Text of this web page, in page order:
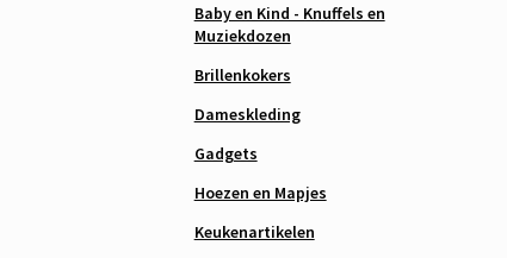
Baby en Kind - Knuffels en
Muziekdozen
Brillenkokers
Dameskleding
Gadgets
Hoezen en Mapjes
Keukenartikelen